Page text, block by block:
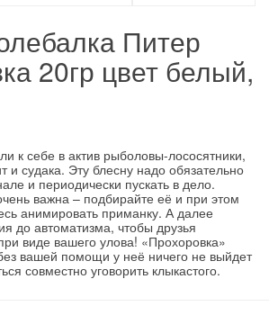
Питер
20гр цвет белый,
к себе в актив рыболовы-лососятники,
и судака. Эту блесну надо обязательно
и периодически пускать в дело.
важна – подбирайте её и при этом
анимировать приманку. А далее
до автоматизма, чтобы друзья
виде вашего улова! «Прохоровка»
вашей помощи у неё ничего не выйдет
совместно уговорить клыкастого.